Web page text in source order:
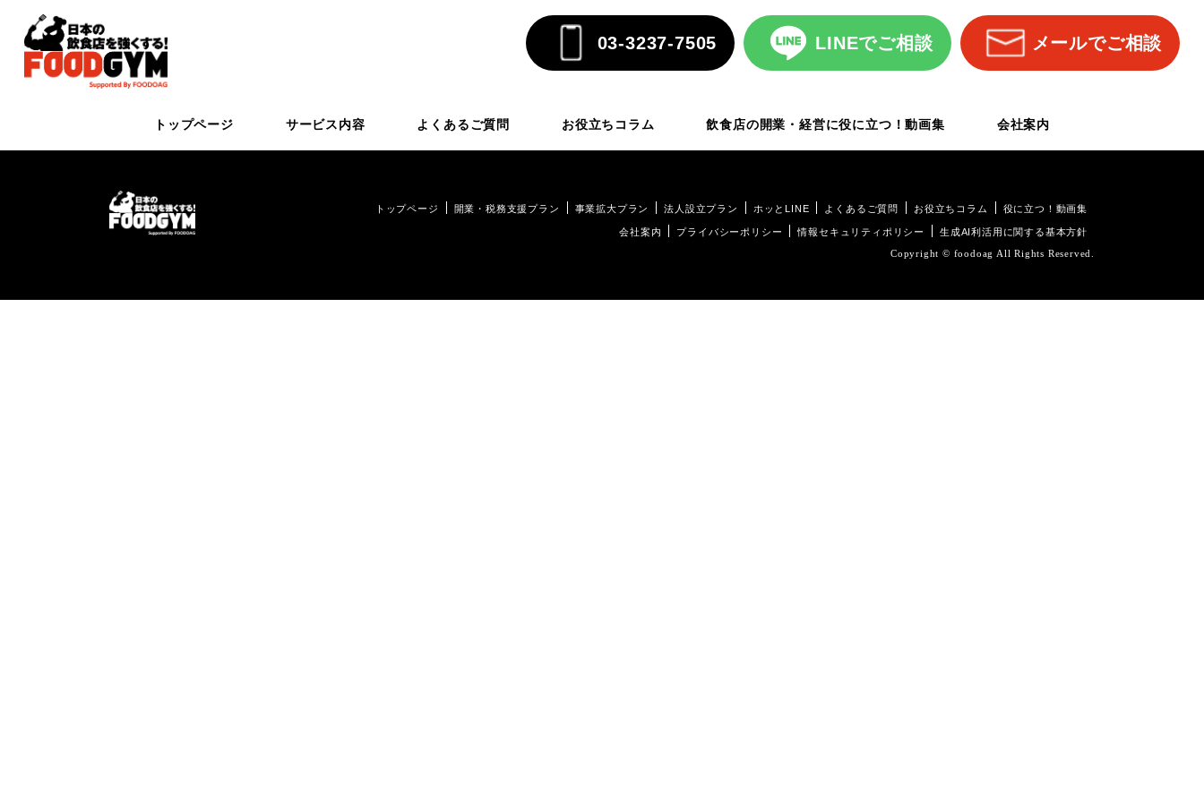
03-3237-7505 LINEでご相談 メールでご相談
トップページ サービス内容 よくあるご質問 お役立ちコラム 飲食店の開業・経営に役に立つ！動画集 会社案内
トップページ 開業・税務支援プラン 事業拡大プラン 法人設立プラン ホッとLINE よくあるご質問 お役立ちコラム 役に立つ！動画集
会社案内 プライバシーポリシー 情報セキュリティポリシー
生成AI利活用に関する基本方針
Copyright © foodoag All Rights Reserved.